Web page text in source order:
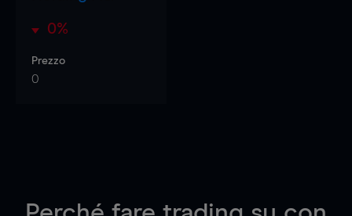
0%
Prezzo
0